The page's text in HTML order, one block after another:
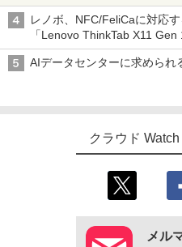
レノボ、NFC/FeliCaに対応
「Lenovo ThinkTab X11 Gen
AIデータセンターに求められ
クラウド
メル